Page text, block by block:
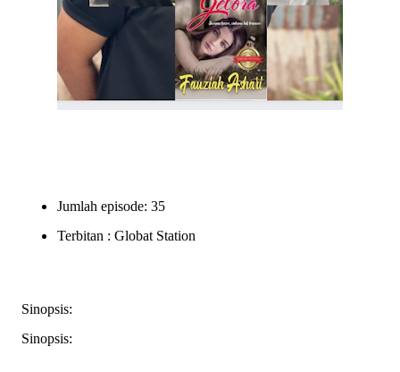
Jumlah episode: 35
Terbitan : Globat Station
Sinopsis:
Sinopsis: